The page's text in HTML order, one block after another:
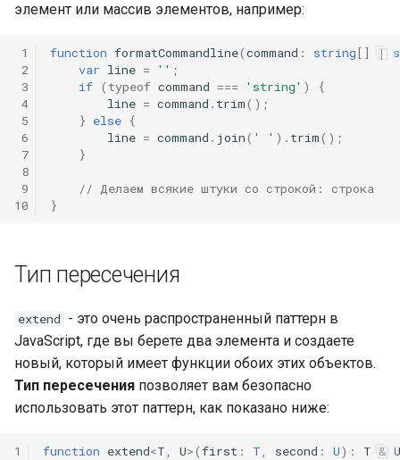
элемент или массив элементов, например:
1
2
3
4
5
6
7
8
9
10
function formatCommandline(command : string[] |
var line = '' ;
if ( typeof command === 'string' )
{
line = command . trim();
} else {
line = command . join( ' ' ). trim();
}
// Делаем всякие штуки со строкой: строка
}
Тип пересечения
extend - это очень распространенный паттерн в
JavaScript, где вы берете два элемента и создаете
новый, который имеет функции обоих этих объектов.
Тип пересечения позволяет вам безопасно
использовать этот паттерн, как показано ниже:
1
function extend<T U>(first : T second : U) : T & U